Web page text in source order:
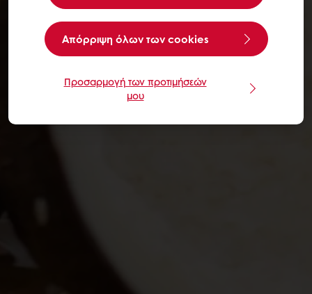
Aπόρριψη όλων των cookies
Προσαρμογή των προτιμήσεών
μου